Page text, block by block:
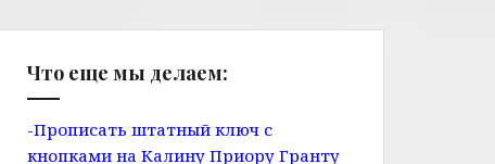
Что еще мы делаем:
-Прописать штатный ключ с
кнопками на Калину Приору Гранту